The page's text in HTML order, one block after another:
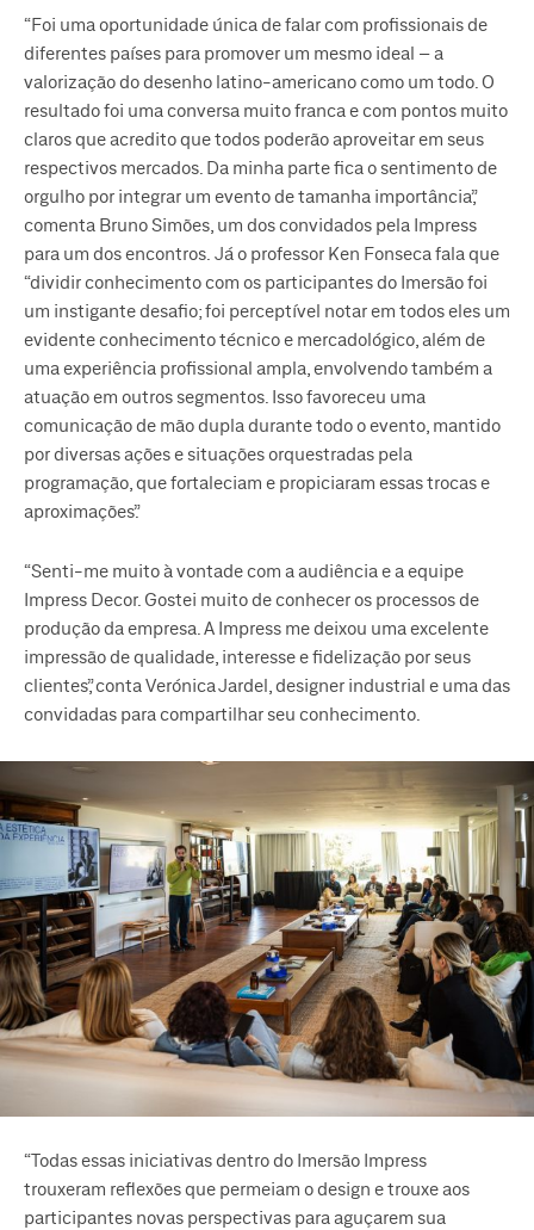
“Foi uma oportunidade única de falar com profissionais de
diferentes países para promover um mesmo ideal – a
valorização do desenho latino-americano como um todo. O
resultado foi uma conversa muito franca e com pontos muito
claros que acredito que todos poderão aproveitar em seus
respectivos mercados. Da minha parte fica o sentimento de
orgulho por integrar um evento de tamanha importância”,
comenta Bruno Simões, um dos convidados pela Impress
para um dos encontros. Já o professor Ken Fonseca fala que
“dividir conhecimento com os participantes do Imersão foi
um instigante desafio; foi perceptível notar em todos eles um
evidente conhecimento técnico e mercadológico, além de
uma experiência profissional ampla, envolvendo também a
atuação em outros segmentos. Isso favoreceu uma
comunicação de mão dupla durante todo o evento, mantido
por diversas ações e situações orquestradas pela
programação, que fortaleciam e propiciaram essas trocas e
aproximações”.
“Senti-me muito à vontade com a audiência e a equipe
Impress Decor. Gostei muito de conhecer os processos de
produção da empresa. A Impress me deixou uma excelente
impressão de qualidade, interesse e fidelização por seus
clientes”, conta Verónica Jardel, designer industrial e uma das
convidadas para compartilhar seu conhecimento.
“Todas essas iniciativas dentro do Imersão Impress
trouxeram reflexões que permeiam o design e trouxe aos
participantes novas perspectivas para aguçarem sua